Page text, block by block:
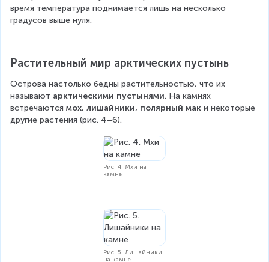
время температура поднимается лишь на несколько
градусов выше нуля.
Растительный мир арктических пустынь
Острова настолько бедны растительностью, что их
называют арктическими пустынями. На камнях
встречаются мох, лишайники, полярный мак и некоторые
другие растения (рис. 4–6).
Рис. 4. Мхи на
камне
Рис. 5. Лишайники
на камне